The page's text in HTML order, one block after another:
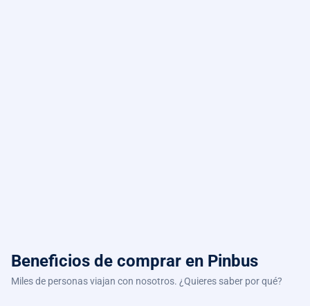
Beneficios de comprar en Pinbus
Miles de personas viajan con nosotros. ¿Quieres saber por qué?